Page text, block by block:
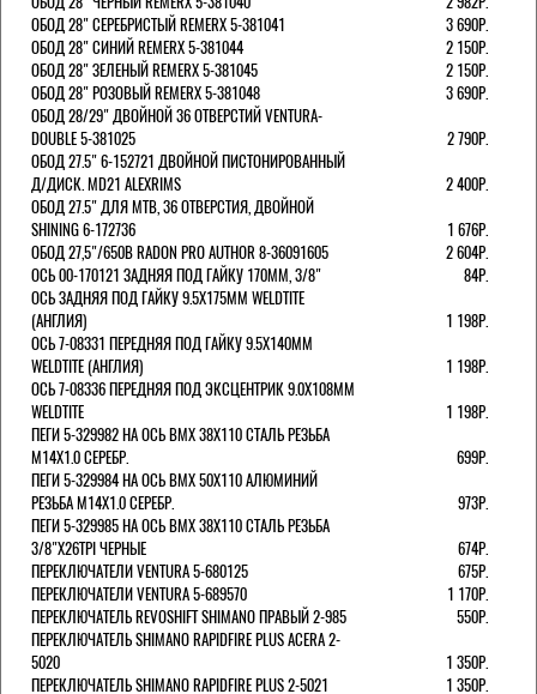
ОБОД 28" СЕРЕБРИСТЫЙ REMERX 5-381041
3 690Р.
ОБОД 28" СИНИЙ REMERX 5-381044
2 150Р.
ОБОД 28" ЗЕЛЕНЫЙ REMERX 5-381045
2 150Р.
ОБОД 28" РОЗОВЫЙ REMERX 5-381048
3 690Р.
ОБОД 28/29" ДВОЙНОЙ 36 ОТВЕРСТИЙ VENTURA-
DOUBLE 5-381025
2 790Р.
ОБОД 27.5" 6-152721 ДВОЙНОЙ ПИСТОНИРОВАННЫЙ
Д/ДИСК. MD21 ALEXRIMS
2 400Р.
ОБОД 27.5" ДЛЯ MTB, 36 ОТВЕРСТИЯ, ДВОЙНОЙ
SHINING 6-172736
1 676Р.
ОБОД 27,5"/650B RADON PRO AUTHOR 8-36091605
2 604Р.
ОСЬ 00-170121 ЗАДНЯЯ ПОД ГАЙКУ 170MM, 3/8"
84Р.
ОСЬ ЗАДНЯЯ ПОД ГАЙКУ 9.5Х175ММ WELDTITE
(АНГЛИЯ)
1 198Р.
ОСЬ 7-08331 ПЕРЕДНЯЯ ПОД ГАЙКУ 9.5Х140ММ
WELDTITE (АНГЛИЯ)
1 198Р.
ОСЬ 7-08336 ПЕРЕДНЯЯ ПОД ЭКСЦЕНТРИК 9.0Х108ММ
WELDTITE
1 198Р.
ПЕГИ 5-329982 НА ОСЬ BMX 38Х110 СТАЛЬ РЕЗЬБА
М14Х1.0 СЕРЕБР.
699Р.
ПЕГИ 5-329984 НА ОСЬ BMX 50Х110 АЛЮМИНИЙ
РЕЗЬБА М14Х1.0 СЕРЕБР.
973Р.
ПЕГИ 5-329985 НА ОСЬ BMX 38Х110 СТАЛЬ РЕЗЬБА
3/8"Х26TPI ЧЕРНЫЕ
674Р.
ПЕРЕКЛЮЧАТЕЛИ VENTURA 5-680125
675Р.
ПЕРЕКЛЮЧАТЕЛИ VENTURA 5-689570
1 170Р.
ПЕРЕКЛЮЧАТЕЛЬ REVOSHIFT SHIMANO ПРАВЫЙ 2-985
550Р.
ПЕРЕКЛЮЧАТЕЛЬ SHIMANO RAPIDFIRE PLUS ACERA 2-
5020
1 350Р.
ПЕРЕКЛЮЧАТЕЛЬ SHIMANO RAPIDFIRE PLUS 2-5021
1 350Р.